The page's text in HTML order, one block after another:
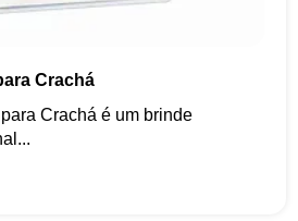
Crachá
Crachá é um brinde